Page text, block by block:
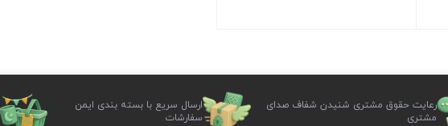
رعایت حقوق مشتری شنیدن شفاف صدای
مشتری
ارسال سریع با بسته بندی ایمن
سفارشات